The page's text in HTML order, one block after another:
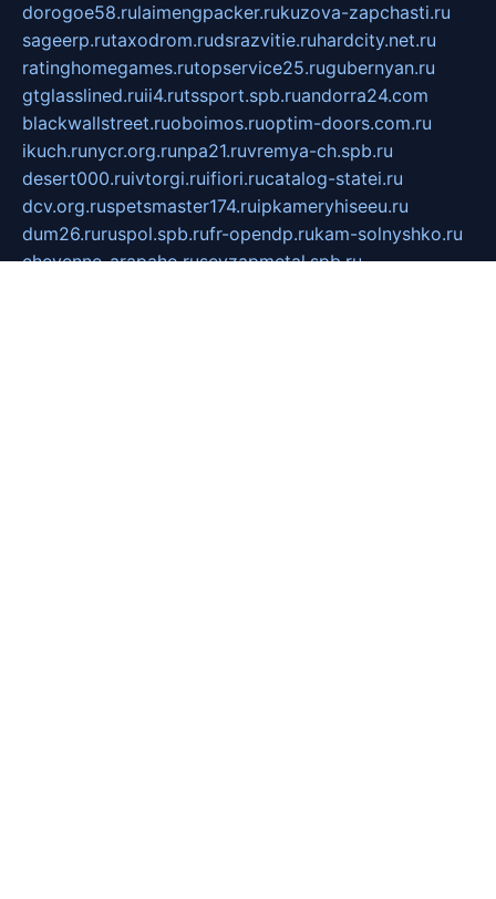
dorogoe58.rulaimengpacker.rukuzova-zapchasti.ru
sageerp.rutaxodrom.rudsrazvitie.ruhardcity.net.ru
ratinghomegames.rutopservice25.rugubernyan.ru
gtglasslined.ruii4.rutssport.spb.ruandorra24.com
blackwallstreet.ruoboimos.ruoptim-doors.com.ru
ikuch.runycr.org.runpa21.ruvremya-ch.spb.ru
desert000.ruivtorgi.ruifiori.rucatalog-statei.ru
dcv.org.ruspetsmaster174.ruipkameryhiseeu.ru
dum26.ruruspol.spb.rufr-opendp.rukam-solnyshko.ru
cheyenne-arapaho.rusevzapmetal.spb.ru